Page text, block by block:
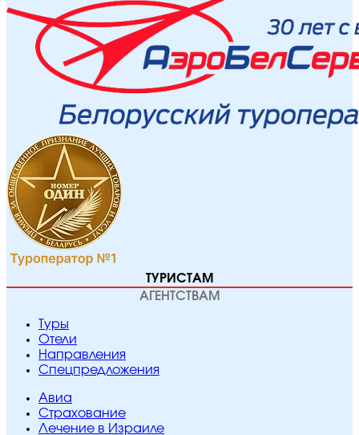
ТУРИСТАМ
АГЕНТСТВАМ
Туры
Отели
Направления
Спецпредложения
Авиа
Страхование
Лечение в Израиле